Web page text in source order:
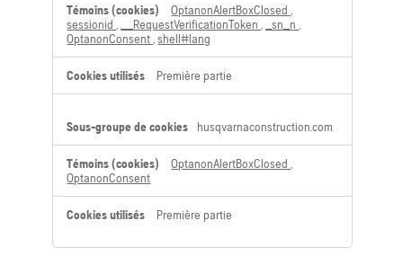
OptanonAlertBoxClosed
sessionid
__RequestVerificationToken _sn_n
OptanonConsent ,shell#lang
Première partie
husqvarnaconstruction.com
OptanonAlertBoxClosed
OptanonConsent
Première partie